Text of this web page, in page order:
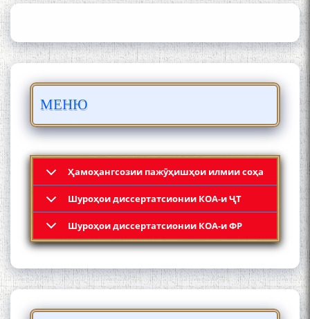
МЕНЮ
Ҳамоҳангсозии пажӯҳишҳои илмии соҳа
Шyроҳои диссертатсионии КОА-и ҶТ
Шyроҳои диссертатсионии КОА-и ФР
БО 4 000 000 СОМОНӢ
МӮЪМИН ҚАНОАТ СОХТА
Кадамчо Худои Шарифзода